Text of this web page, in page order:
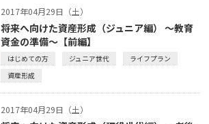
2017年04月29日（土）
将来へ向けた資産形成（ジュニア編） ～教育
資金の準備～【前編】
はじめての方 ジュニア世代
ライフプラン
資産形成
2017年04月29日（土）